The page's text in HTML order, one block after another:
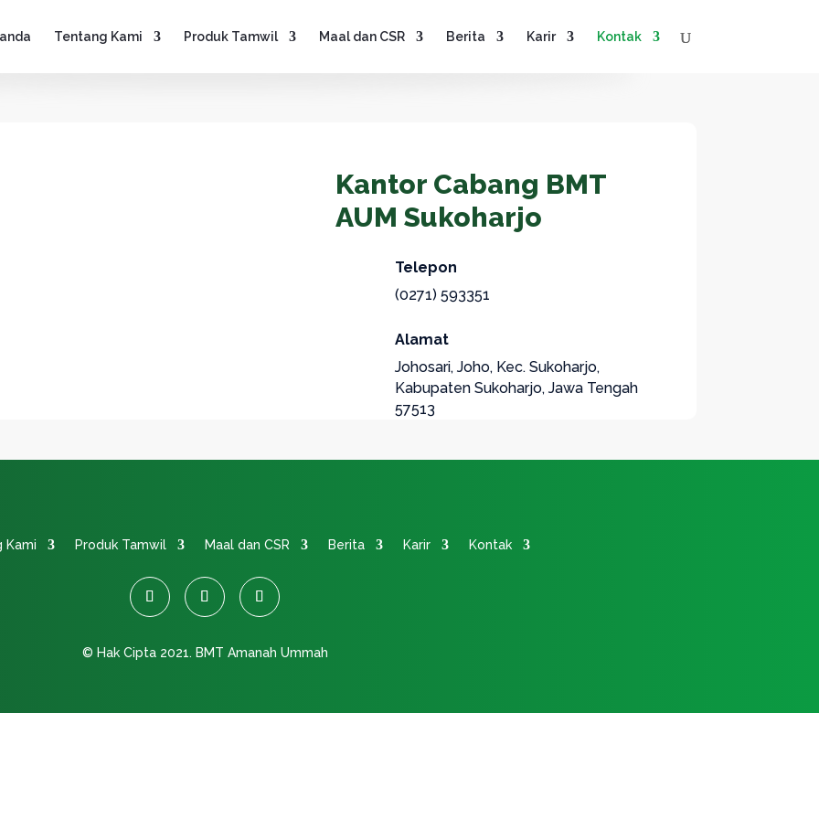
Tentang Kami Produk Tamwil Maal dan CSR Berita Karir Kontak
Kantor Cabang BMT
AUM Sukoharjo
Telepon
(0271) 593351
Alamat
Johosari, Joho, Kec. Sukoharjo,
Kabupaten Sukoharjo, Jawa Tengah
57513
Kami Produk Tamwil Maal dan CSR Berita Karir Kontak
© Hak Cipta 2021. BMT Amanah Ummah